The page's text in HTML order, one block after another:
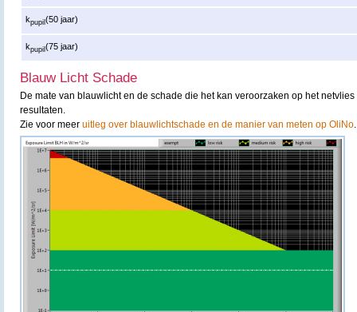
kpupil(50 jaar)
kpupil(75 jaar)
Blauw Licht Schade
De mate van blauwlicht en de schade die het kan veroorzaken op het
resultaten.
Zie voor meer uitleg over blauwlichtschade en de manier van meten op OliNo.